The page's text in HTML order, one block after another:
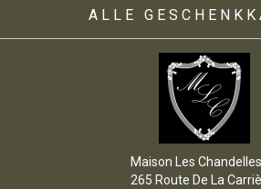
ALLE
Maison Les Chandelles
265 Route De La